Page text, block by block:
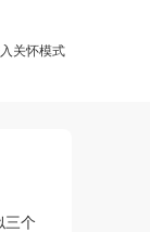
关怀模式
三个